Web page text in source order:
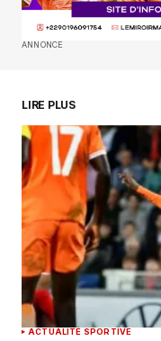
SUBMIT
ANNONCE
LIRE PLUS
ACTUALITÉ SPORTIVE